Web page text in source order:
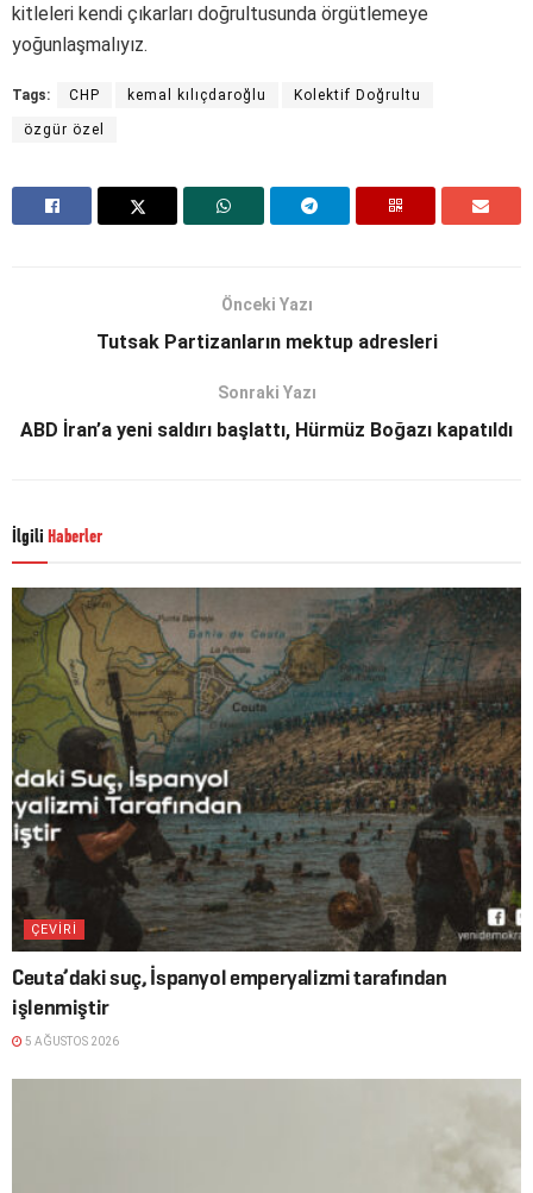
kitleleri kendi çıkarları doğrultusunda örgütlemeye
yoğunlaşmalıyız.
Tags: CHP kemal kılıçdaroğlu Kolektif Doğrultu
özgür özel
Önceki Yazı
Tutsak Partizanların mektup adresleri
Sonraki Yazı
ABD İran’a yeni saldırı başlattı, Hürmüz Boğazı kapatıldı
İlgili Haberler
ÇEVİRİ
Ceuta’daki suç, İspanyol emperyalizmi tarafından
işlenmiştir
5 AĞUSTOS 2026